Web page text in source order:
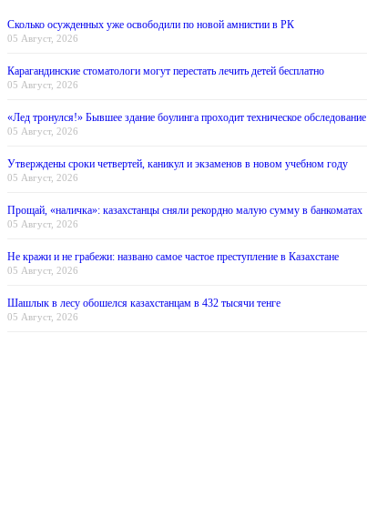
Сколько осужденных уже освободили по новой амнистии в РК
05 Август, 2026
Карагандинские стоматологи могут перестать лечить детей бесплатно
05 Август, 2026
«Лед тронулся!» Бывшее здание боулинга проходит техническое обследование
05 Август, 2026
Утверждены сроки четвертей, каникул и экзаменов в новом учебном году
05 Август, 2026
Прощай, «наличка»: казахстанцы сняли рекордно малую сумму в банкоматах
05 Август, 2026
Не кражи и не грабежи: названо самое частое преступление в Казахстане
05 Август, 2026
Шашлык в лесу обошелся казахстанцам в 432 тысячи тенге
05 Август, 2026